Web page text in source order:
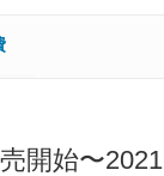
採用し、
1.5L車が
。売れ筋は視
ントリー＆ス
ムが標準装備
開始〜2021